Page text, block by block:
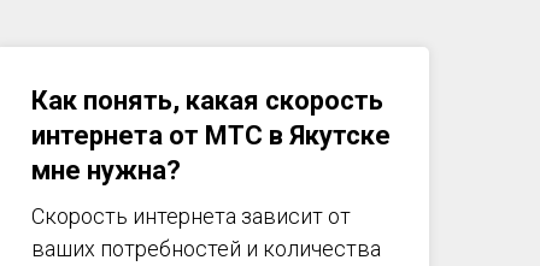
Как понять, какая скорость
интернета от МТС в Якутске
мне нужна?
Скорость интернета зависит от
ваших потребностей и количества